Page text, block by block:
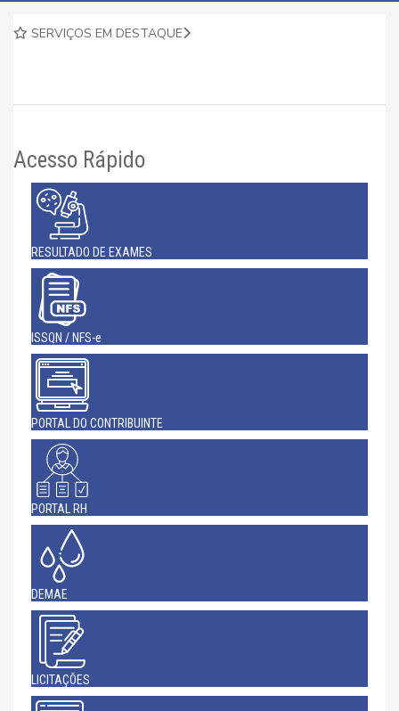
SERVIÇOS EM DESTAQUE
Acesso Rápido
RESULTADO DE EXAMES
ISSQN / NFS-e
PORTAL DO CONTRIBUINTE
PORTAL RH
DEMAE
LICITAÇÕES